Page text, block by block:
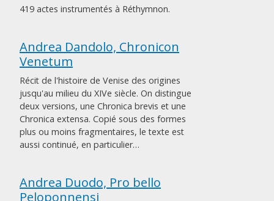
419 actes instrumentés à Réthymnon.
Andrea Dandolo, Chronicon
Venetum
Récit de l'histoire de Venise des origines
jusqu'au milieu du XIVe siècle. On distingue
deux versions, une Chronica brevis et une
Chronica extensa. Copié sous des formes
plus ou moins fragmentaires, le texte est
aussi continué, en particulier…
Andrea Duodo, Pro bello
Peloponnensi